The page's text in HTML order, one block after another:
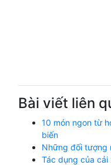
Bài viết liên
10 món ngon từ
biến
Những đối tượng
Tác dụng của